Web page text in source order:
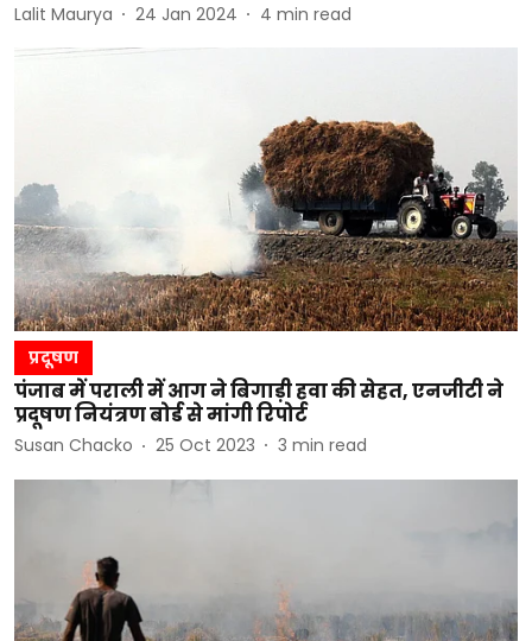
Lalit Maurya 24 Jan 2024 4 min read
प्रदूषण
पंजाब में पराली में आग ने बिगाड़ी हवा की सेहत, एनजीटी ने
प्रदूषण नियंत्रण बोर्ड से मांगी रिपोर्ट
Susan Chacko 25 Oct 2023 3 min read